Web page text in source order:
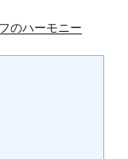
のハーモニー